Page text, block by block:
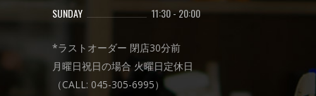
SUNDAY
11:30-20:00
*ラストオーダー 閉店30分前
月曜日祝日の場合 火曜日定休日
（CALL: 045-305-6995）